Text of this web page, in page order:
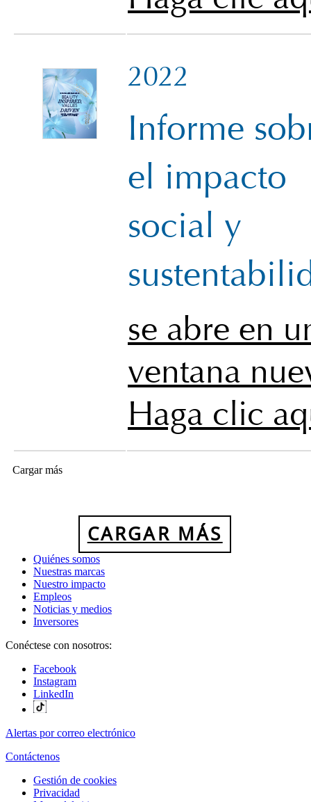
2022
Informe
el impacto
social y
se abre en
ventana
Haga clic
Cargar más
CARGAR MÁS
Quiénes somos
Nuestras marcas
Nuestro impacto
Empleos
Noticias y medios
Inversores
Conéctese con nosotros:
Facebook
Instagram
LinkedIn
Alertas por correo electrónico
Contáctenos
Gestión de cookies
Privacidad